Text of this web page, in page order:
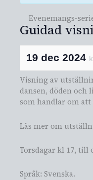
Evenemangs-
Guidad
19 dec 2024
Visning av
dansen, döden och
som handlar om att
Läs mer om
Torsdagar kl 17, till
Språk: Svenska.